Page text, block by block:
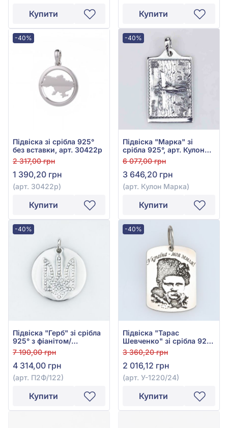
Купити Купити
-40%
Підвіска зі срібла 925°
без вставки, арт. 30422р
2 317,00 грн
1 390,20 грн
(арт. 30422р)
Купити
-40%
Підвіска "Марка" зі
срібла 925°, арт. Кулон
Марка
6 077,00 грн
3 646,20 грн
(арт. Кулон Марка)
Купити
-40%
Підвіска "Герб" зі срібла
925° з фіанітом/
куб.цирконієм, арт.
П2Ф/122
7 190,00 грн
4 314,00 грн
(арт. П2Ф/122)
Купити
-40%
Підвіска "Тарас
Шевченко" зі срібла 925°
без вставки, арт.
У-1220/24
3 360,20 грн
2 016,12 грн
(арт. У-1220/24)
Купити